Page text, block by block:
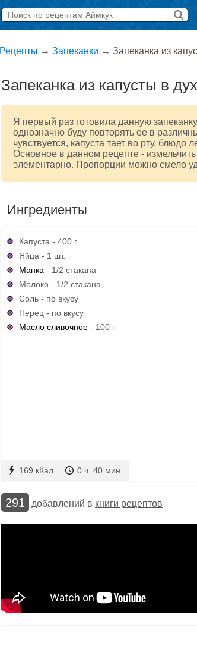
Рецепты → Запеканки → Запеканка из
Запеканка из капусты в
Я первый раз готовила данную
однозначно буду повторять ее в
чувствуется, капуста тает во рту, блюдо
Основное в данном рецепте -
элементарно. Пропорции можно смело
Ингредиенты
Капуста - 400 г
Яйца - 1 шт.
Манка - 1/2 стакана
Молоко - 1/2 стакана
Соль - по вкусу
Перец - по вкусу
Масло сливочное - 100 г
169 кКал 0 ч. 40 мин.
291 добавлений в книги рецептов